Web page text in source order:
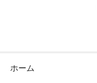
ホーム